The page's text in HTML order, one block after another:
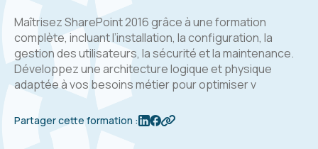
Maîtrisez SharePoint 2016 grâce à une formation
complète, incluant l’installation, la configuration, la
gestion des utilisateurs, la sécurité et la maintenance.
Développez une architecture logique et physique
adaptée à vos besoins métier pour optimiser v
Partager cette formation :